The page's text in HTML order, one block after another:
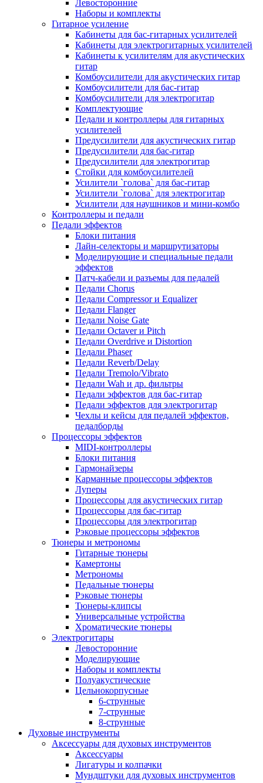
Левосторонние
Наборы и комплекты
Гитарное усиление
Кабинеты для бас-гитарных усилителей
Кабинеты для электрогитарных усилителей
Кабинеты к усилителям для акустических
гитар
Комбоусилители для акустических гитар
Комбоусилители для бас-гитар
Комбоусилители для электрогитар
Комплектующие
Педали и контроллеры для гитарных
усилителей
Предусилители для акустических гитар
Предусилители для бас-гитар
Предусилители для электрогитар
Стойки для комбоусилителей
Усилители `голова` для бас-гитар
Усилители `голова` для электрогитар
Усилители для наушников и мини-комбо
Контроллеры и педали
Педали эффектов
Блоки питания
Лайн-селекторы и маршрутизаторы
Моделирующие и специальные педали
эффектов
Патч-кабели и разъемы для педалей
Педали Chorus
Педали Compressor и Equalizer
Педали Flanger
Педали Noise Gate
Педали Octaver и Pitch
Педали Overdrive и Distortion
Педали Phaser
Педали Reverb/Delay
Педали Tremolo/Vibrato
Педали Wah и др. фильтры
Педали эффектов для бас-гитар
Педали эффектов для электрогитар
Чехлы и кейсы для педалей эффектов,
педалборды
Процессоры эффектов
MIDI-контроллеры
Блоки питания
Гармонайзеры
Карманные процессоры эффектов
Луперы
Процессоры для акустических гитар
Процессоры для бас-гитар
Процессоры для электрогитар
Рэковые процессоры эффектов
Тюнеры и метрономы
Гитарные тюнеры
Камертоны
Метрономы
Педальные тюнеры
Рэковые тюнеры
Тюнеры-клипсы
Универсальные устройства
Хроматические тюнеры
Электрогитары
Левосторонние
Моделирующие
Наборы и комплекты
Полуакустические
Цельнокорпусные
6-струнные
7-струнные
8-струнные
Духовые инструменты
Аксессуары для духовых инструментов
Аксессуары
Лигатуры и колпачки
Мундштуки для духовых инструментов